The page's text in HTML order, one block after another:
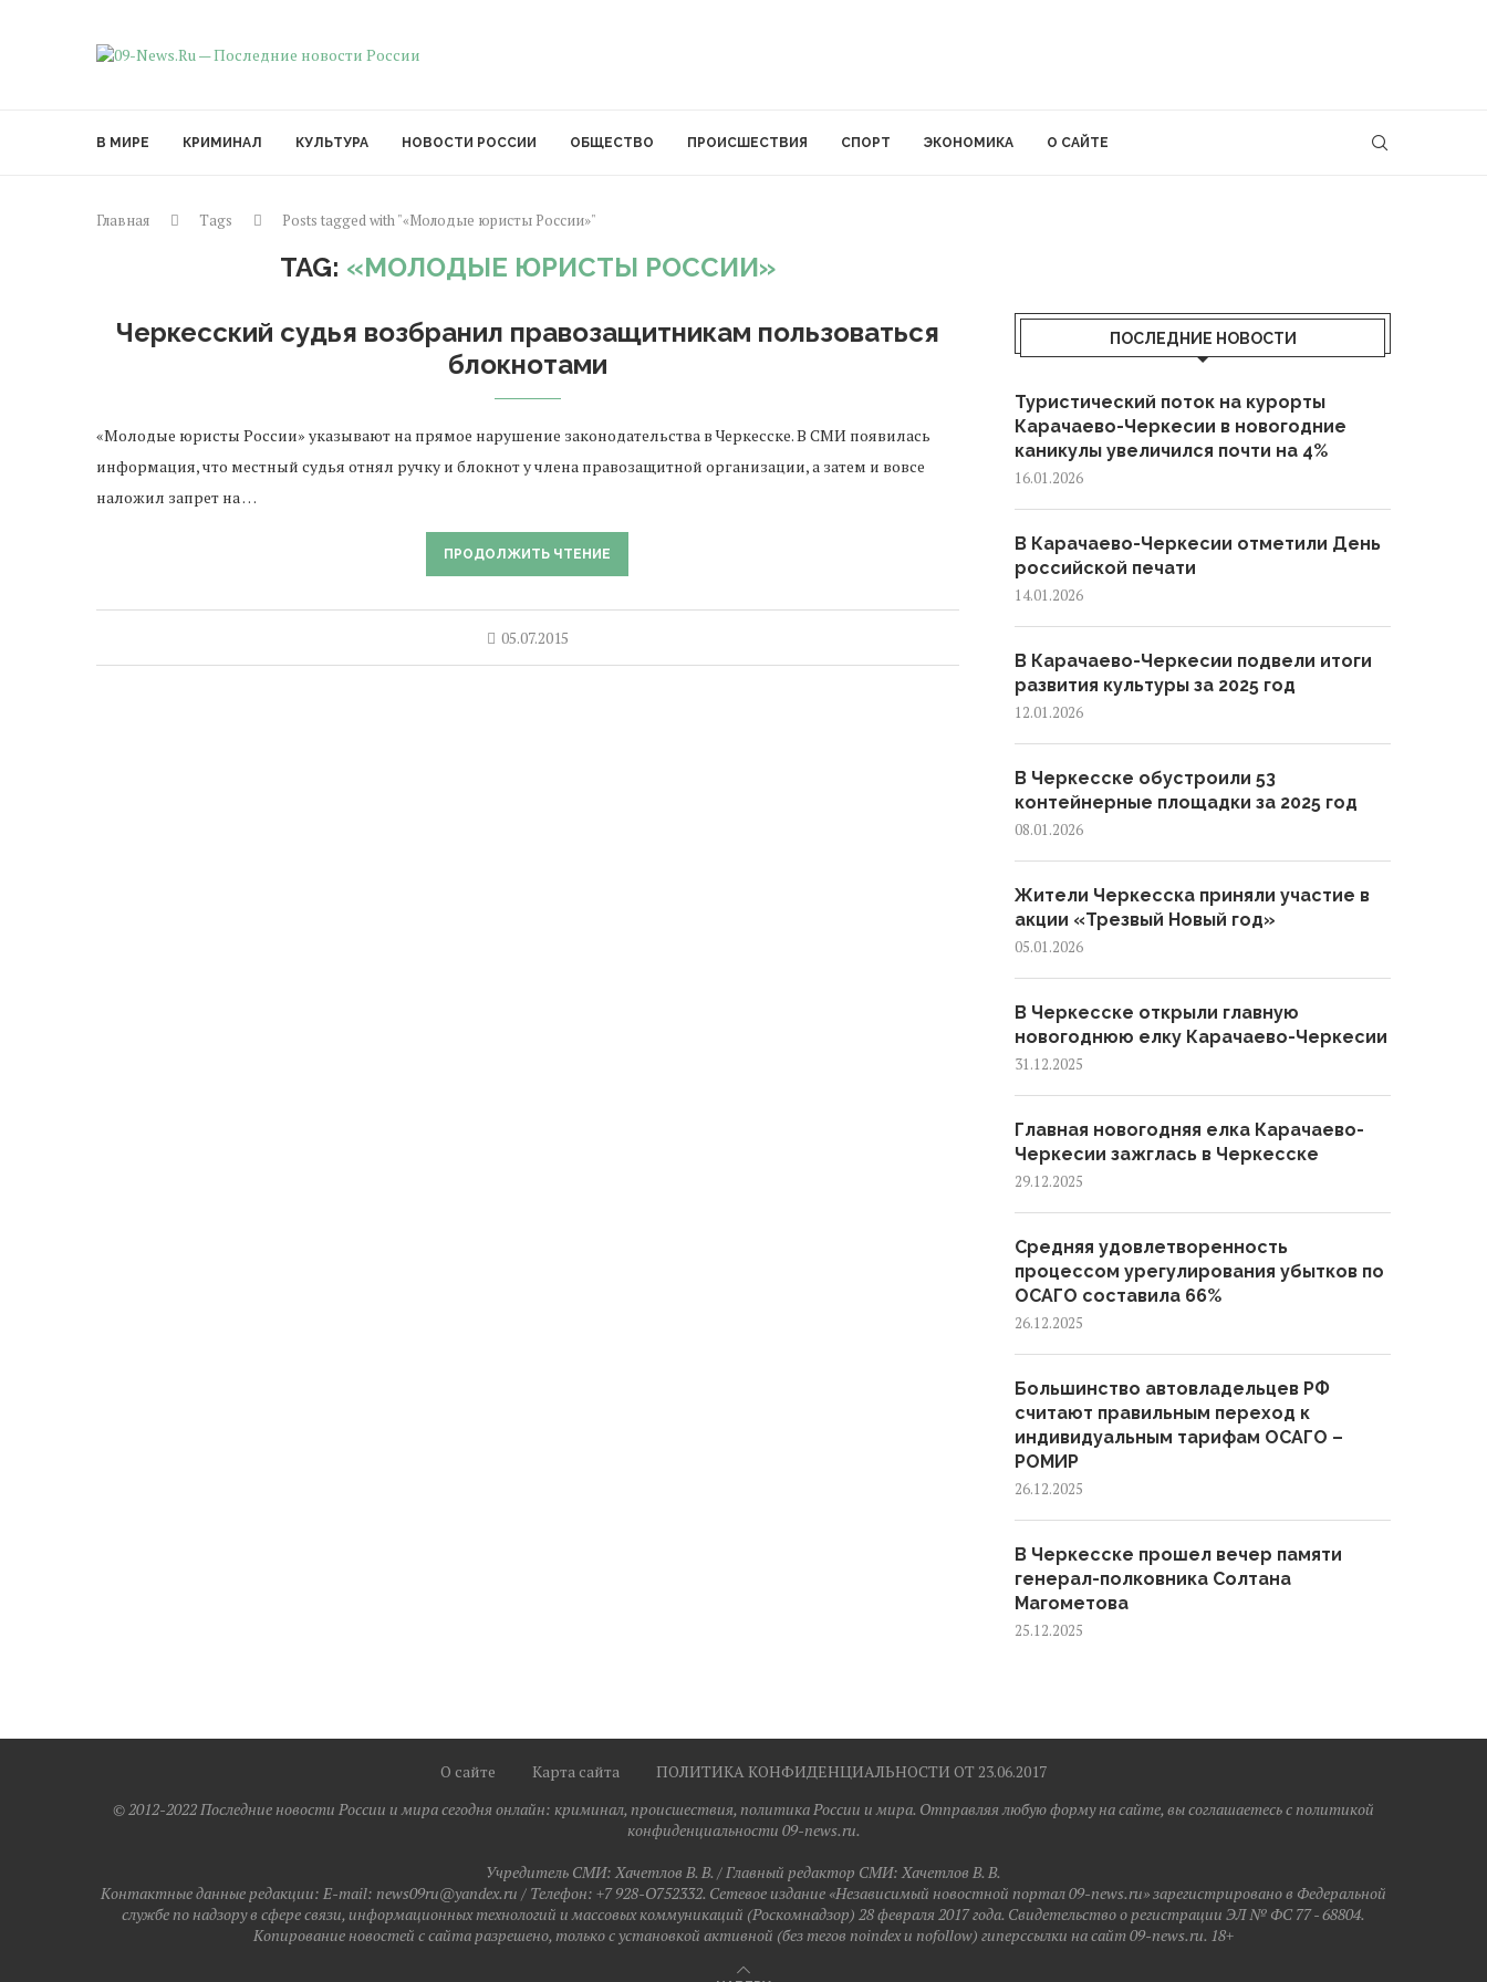
В МИРЕ КРИМИНАЛ КУЛЬТУРА НОВОСТИ РОССИИ ОБЩЕСТВО ПРОИСШЕСТВИЯ СПОРТ ЭКОНОМИКА О САЙТЕ
Главная Tags Posts tagged with "«Молодые юристы России»"
TAG: «МОЛОДЫЕ ЮРИСТЫ РОССИИ»
Черкесский судья возбранил правозащитникам пользоваться
блокнотами
«Молодые юристы России» указывают на прямое нарушение законодательства в Черкесске. В СМИ появилась
информация, что местный судья отнял ручку и блокнот у члена правозащитной организации, а затем и вовсе
наложил запрет на …
ПРОДОЛЖИТЬ ЧТЕНИЕ
05.07.2015
ПОСЛЕДНИЕ НОВОСТИ
Туристический поток на курорты
Карачаево-Черкесии в новогодние
каникулы увеличился почти на 4%
16.01.2026
В Карачаево-Черкесии отметили День
российской печати
14.01.2026
В Карачаево-Черкесии подвели итоги
развития культуры за 2025 год
12.01.2026
В Черкесске обустроили 53
контейнерные площадки за 2025 год
08.01.2026
Жители Черкесска приняли участие в
акции «Трезвый Новый год»
05.01.2026
В Черкесске открыли главную
новогоднюю елку Карачаево-Черкесии
31.12.2025
Главная новогодняя елка Карачаево-
Черкесии зажглась в Черкесске
29.12.2025
Средняя удовлетворенность
процессом урегулирования убытков по
ОСАГО составила 66%
26.12.2025
Большинство автовладельцев РФ
считают правильным переход к
индивидуальным тарифам ОСАГО –
РОМИР
26.12.2025
В Черкесске прошел вечер памяти
генерал-полковника Солтана
Магометова
25.12.2025
О сайте Карта сайта
ПОЛИТИКА КОНФИДЕНЦИАЛЬНОСТИ ОТ 23.06.2017
© 2012-2022 Последние новости России и мира сегодня онлайн: криминал, происшествия, политика России и мира. Отправляя любую форму на сайте, вы соглашаетесь с политикой
конфиденциальности 09-news.ru.
Учредитель СМИ: Хaчeтлoв B. B. / Главный редактор СМИ: Хaчeтлoв B. B.
Контактные данные редакции: E-mail: news09ru@yandex.ru / Телефон: +7 928-O752332. Сетевое издание «Независимый новостной портал 09-news.ru» зарегистрировано в Федеральной
службе по надзору в сфере связи, информационных технологий и массовых коммуникаций (Роскомнадзор) 28 февраля 2017 года. Свидетельство о регистрации ЭЛ № ФС 77 - 68804.
Копирование новостей с сайта разрешено, только с установкой активной (без тегов noindex и nofollow) гиперссылки на сайт 09-news.ru. 18+